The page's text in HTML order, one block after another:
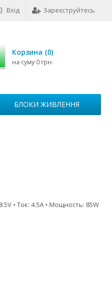
Вхід Зареєструйтесь
Корзина (0)
на суму 0 грн.
БЛОКИ ЖИВЛЕННЯ
• Ток: 4.5A • Мощность: 85W